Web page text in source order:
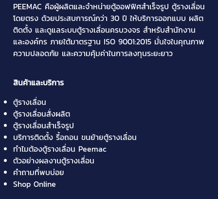
PEEMAC คือผู้ผลิตและจำหน่ายตู้ออฟฟิศสำเร็จรูป ตู้รางเลื่อน
โดยตรง ด้วยประสบการณ์กว่า 30 ปี ให้บริการออกแบบ ผลิต
ติดตั้ง และดูแลระบบตู้รางเลื่อนครบวงจร สำหรับสำนักงาน
และองค์กร ภายใต้มาตรฐาน ISO 9001:2015 มั่นใจในคุณภาพ
ความปลอดภัย และความคุ้มค่าในการลงทุนระยะยาว
สินค้าและบริการ
ตู้รางเลื่อน
ตู้รางเลื่อนสั่งผลิต
ตู้รางเลื่อนสำเร็จรูป
บริการติดตั้ง รื้อถอน ขนย้ายตู้รางเลื่อน
ทำไมต้องตู้รางเลื่อน Peemac
ตัวอย่างผลงานตู้รางเลื่อน
คำถามที่พบบ่อย
Shop Online